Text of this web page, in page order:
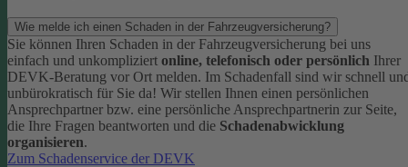
Wie melde ich einen Schaden in der Fahrzeugversicherung?
Sie können Ihren Schaden in der Fahrzeugversicherung bei uns
einfach und unkompliziert online, telefonisch oder persönlich Ihrer
DEVK-Beratung vor Ort melden. Im Schadenfall sind wir schnell
unbürokratisch für Sie da! Wir stellen Ihnen einen persönlichen
Ansprechpartner bzw. eine persönliche Ansprechpartnerin zur Seite,
die Ihre Fragen beantworten und die Schadenabwicklung
organisieren.
Zum Schadenservice der DEVK